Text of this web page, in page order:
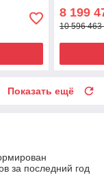
8 199
10 596 463
Показать ещё
за последний год